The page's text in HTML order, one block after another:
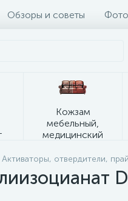
Обзоры и советы
Кожзам
мебельный,
медицинский
Активаторы, отвердители,